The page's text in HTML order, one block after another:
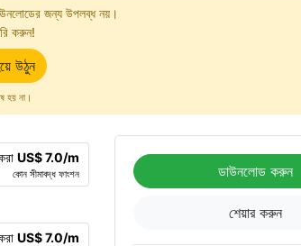
জন্য উপলব্ধ নয়।
করুন!
উঠুন
হয় না।
US$ 7.0/m
কোন সীমাবদ্ধ ফাংশন
US$ 7.0/m
ডাউনলোড করুন
শেয়ার করুন